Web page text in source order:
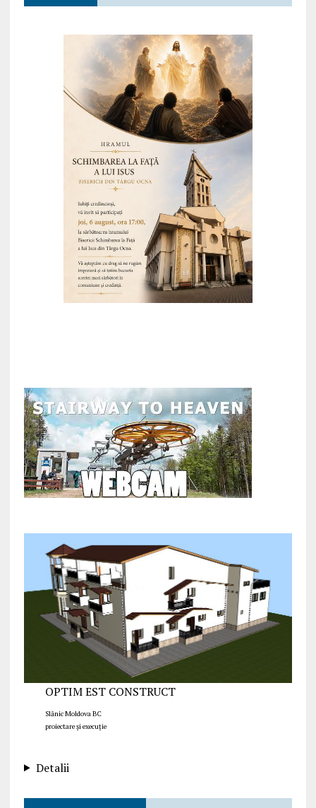
OPTIM EST CONSTRUCT
Slănic Moldova BC
proiectare și execuție
Detalii